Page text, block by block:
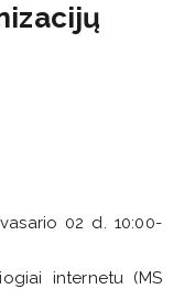
02 d. 10:00-
internetu (MS